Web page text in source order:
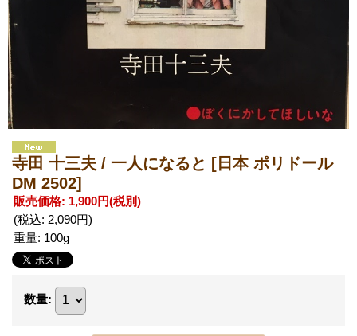
寺田 十三夫 / 一人になると [日本 ポリドール
DM 2502]
販売価格: 1,900円(税別)
(税込: 2,090円)
重量: 100g
数量: